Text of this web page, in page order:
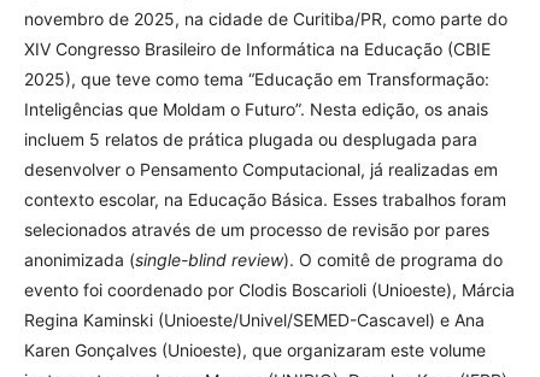
novembro de 2025, na cidade de Curitiba/PR, como parte do
XIV Congresso Brasileiro de Informática na Educação (CBIE
2025), que teve como tema “Educação em Transformação:
Inteligências que Moldam o Futuro”. Nesta edição, os anais
incluem 5 relatos de prática plugada ou desplugada para
desenvolver o Pensamento Computacional, já realizadas em
contexto escolar, na Educação Básica. Esses trabalhos foram
selecionados através de um processo de revisão por pares
anonimizada (single-blind review). O comitê de programa do
evento foi coordenado por Clodis Boscarioli (Unioeste), Márcia
Regina Kaminski (Unioeste/Univel/SEMED-Cascavel) e Ana
Karen Gonçalves (Unioeste), que organizaram este volume